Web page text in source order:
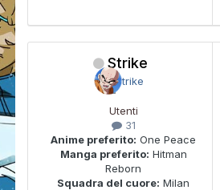
Strike
Utenti
31
Anime preferito: One Peace
Manga preferito: Hitman
Reborn
Squadra del cuore: Milan